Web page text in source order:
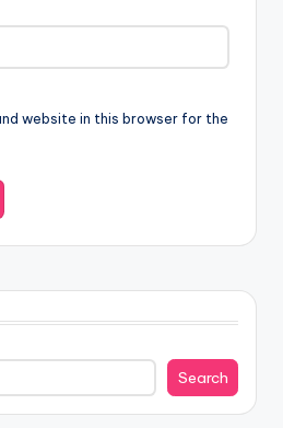
website in this browser for the
Search